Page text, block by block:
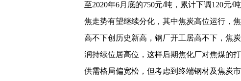
至2020年6月底的750元/吨，累计下调120元/
焦走势有望继续分化，其中焦炭高位运行，
高不下创历史新高，钢厂开工居高不下，焦
润持续位居高位，这样后期焦化厂对焦煤的
供需格局偏宽松，但考虑到终端钢材及焦炭